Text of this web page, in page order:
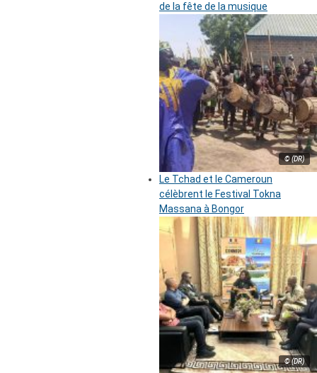
de la fête de la musique
© (DR)
Le Tchad et le Cameroun
célèbrent le Festival Tokna
Massana à Bongor
© (DR)